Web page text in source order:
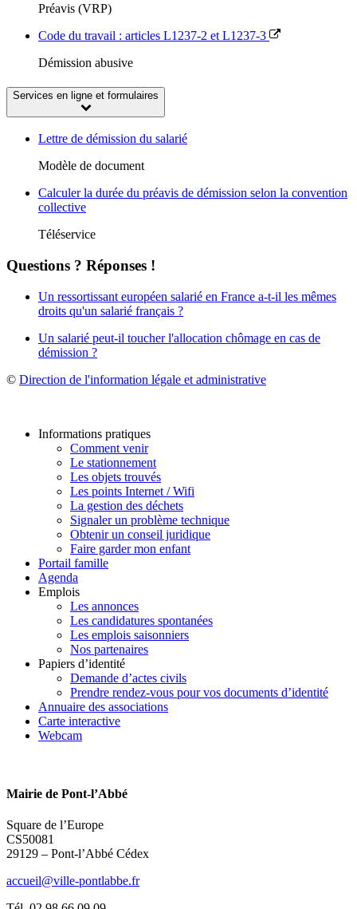
Préavis (VRP)
Code du travail : articles L1237-2 et L1237-3
Démission abusive
Services en ligne et formulaires
Lettre de démission du salarié
Modèle de document
Calculer la durée du préavis de démission selon la convention
collective
Téléservice
Questions ? Réponses !
Un ressortissant européen salarié en France a-t-il les mêmes
droits qu'un salarié français ?
Un salarié peut-il toucher l'allocation chômage en cas de
démission ?
© Direction de l'information légale et administrative
Informations pratiques
Comment venir
Le stationnement
Les objets trouvés
Les points Internet / Wifi
La gestion des déchets
Signaler un problème technique
Obtenir un conseil juridique
Faire garder mon enfant
Portail famille
Agenda
Emplois
Les annonces
Les candidatures spontanées
Les emplois saisonniers
Nos partenaires
Papiers d’identité
Demande d’actes civils
Prendre rendez-vous pour vos documents d’identité
Annuaire des associations
Carte interactive
Webcam
Mairie de Pont-l’Abbé
Square de l’Europe
CS50081
29129 – Pont-l’Abbé Cédex
accueil@ville-pontlabbe.fr